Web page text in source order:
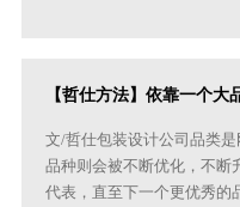
【哲仕方法】依靠一个
文/哲仕包装设计公司品类
品种则会被不断优化，不断
代表，直至下一个更优秀的